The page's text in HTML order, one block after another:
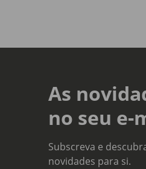
As
no seu e-
Subscreva e
novidades para si.